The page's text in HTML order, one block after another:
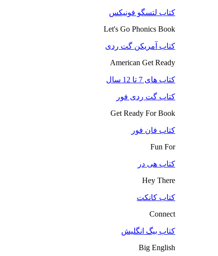
کتاب لتسگو فونیکس
Let's Go Phonics Book
کتاب آمریکن گت ردی
American Get Ready
کتاب های 7 تا 12 سال
کتاب گت ردی فور
Get Ready For Book
کتاب فان فور
Fun For
کتاب هی در
Hey There
کتاب کانکت
Connect
کتاب بیگ انگلیش
Big English